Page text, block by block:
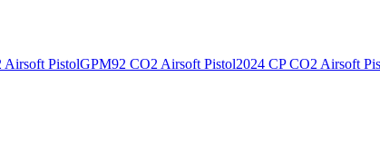
Airsoft PistolGPM92 CO2 Airsoft Pistol2024 CP CO2 Airsoft